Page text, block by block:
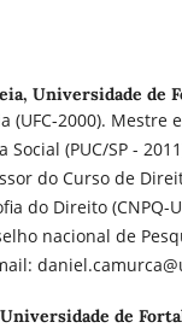
Universidade de
(UFC-2000). Mestre
(PUC/SP -
do Curso de
do Direito (CNPQ-
nacional de
Universidade de